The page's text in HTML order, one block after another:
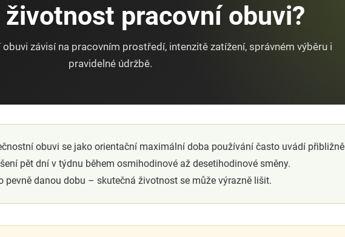
pracovní obuvi?
závisí na pracovním prostředí, intenzitě zatížení, správném výběru i
pravidelné údržbě.
obuvi se jako orientační maximální doba používání často uvádí přibližně
pět dní v týdnu během osmihodinové až desetihodinové směny.
pevně danou dobu – skutečná životnost se může výrazně lišit.